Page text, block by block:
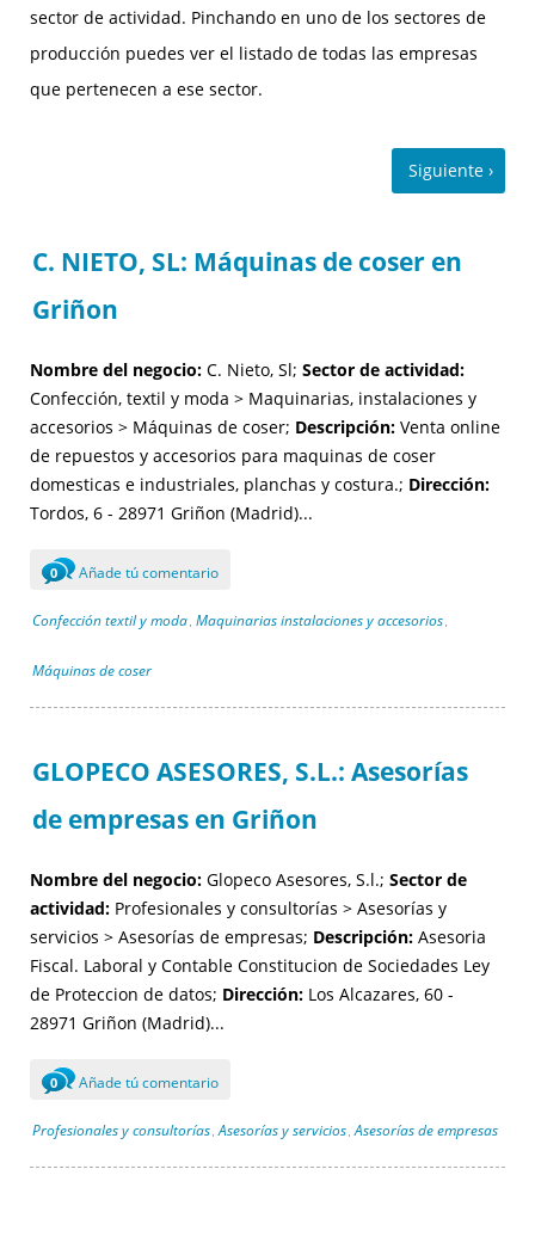
sector de actividad. Pinchando en uno de los sectores de
producción puedes ver el listado de todas las empresas
que pertenecen a ese sector.
C. NIETO, SL: Máquinas de coser en
Griñon
Nombre del negocio: C. Nieto, Sl; Sector de actividad:
Confección, textil y moda > Maquinarias, instalaciones y
accesorios > Máquinas de coser; Descripción: Venta online
de repuestos y accesorios para maquinas de coser
domesticas e industriales, planchas y costura.; Dirección:
Tordos, 6 - 28971 Griñon (Madrid)...
0 Añade tú comentario
Confección textil y moda , Maquinarias instalaciones y accesorios ,
Máquinas de coser
GLOPECO ASESORES, S.L.: Asesorías
de empresas en Griñon
Nombre del negocio: Glopeco Asesores, S.l.; Sector de
actividad: Profesionales y consultorías > Asesorías y
servicios > Asesorías de empresas; Descripción: Asesoria
Fiscal. Laboral y Contable Constitucion de Sociedades Ley
de Proteccion de datos; Dirección: Los Alcazares, 60 -
28971 Griñon (Madrid)...
0 Añade tú comentario
Profesionales y consultorías , Asesorías y servicios , Asesorías de empresas